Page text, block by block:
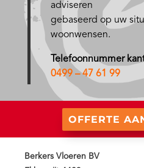
adviseren
gebaseerd op uw
woonwensen.
Telefoonnummer
0499 – 47 61 99
OFFERTE
Berkers Vloeren BV